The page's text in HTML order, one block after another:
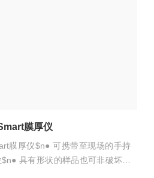
膜厚仪
膜厚仪$n● 可携带至现场的手持
具有形状的样品也可非破坏的